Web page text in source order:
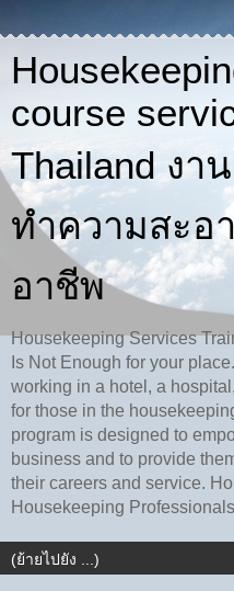
course
Thailand งา
ทำความสะอ
อาชีพ
Housekeeping Services
Is Not Enough for your
working in a hotel, a
for those in the
program is designed to
business and to provide
their careers and service.
Housekeeping